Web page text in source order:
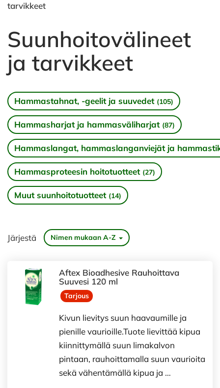
tarvikkeet
Suunhoitovälineet
ja tarvikkeet
Hammastahnat, -geelit ja suuvedet (105)
Hammasharjat ja hammasväliharjat (87)
Hammaslangat, hammaslanganviejät ja
Hammasproteesin hoitotuotteet (27)
Muut suunhoitotuotteet (14)
Järjestä Nimen mukaan A-Z
Aftex Bioadhesive Rauhoittava
Suuvesi 120 ml
Tarjous
Kivun lievitys suun haavaumille ja
pienille vaurioille.Tuote lievittää kipua
kiinnittymällä suun limakalvon
pintaan, rauhoittamalla suun vaurioita
sekä vähentämällä kipua ja …